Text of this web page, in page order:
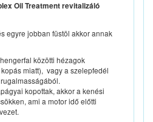
Oil Treatment revitalizáló
egyre jobban füstöl akkor annak
közötti hézagok
miatt), vagy a szelepfedél
kopottak, akkor a kenési
ami a motor idő előtti